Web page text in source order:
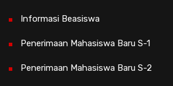
Informasi Beasiswa
Penerimaan Mahasiswa Baru S-1
Penerimaan Mahasiswa Baru S-2